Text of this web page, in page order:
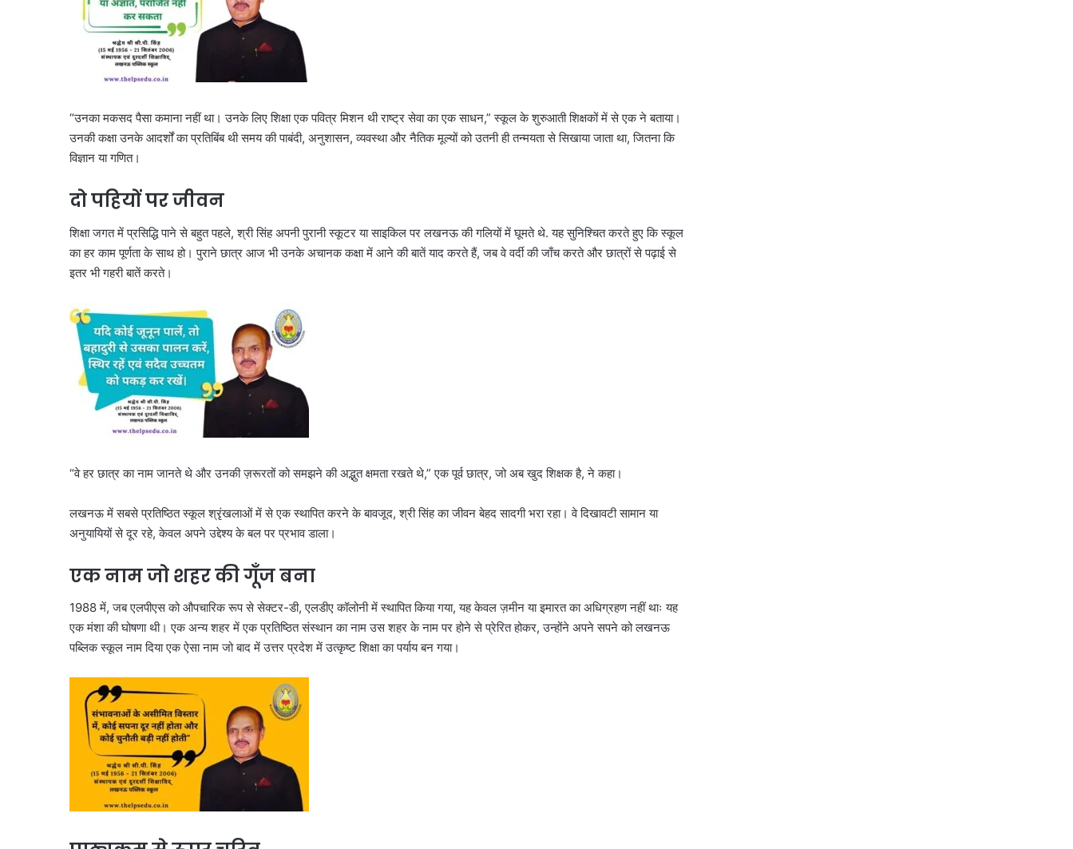
“उनका मकसद पैसा कमाना नहीं था। उनके लिए शिक्षा एक पवित्र मिशन थी राष्ट्र सेवा का एक साधन,” स्कूल के शुरुआती शिक्षकों में से एक ने बताया।
उनकी कक्षा उनके आदर्शों का प्रतिबिंब थी समय की पाबंदी, अनुशासन, व्यवस्था और नैतिक मूल्यों को उतनी ही तन्मयता से सिखाया जाता था, जितना कि
विज्ञान या गणित।
दो पहियों पर जीवन
शिक्षा जगत में प्रसि‌द्धि पाने से बहुत पहले, श्री सिंह अपनी पुरानी स्कूटर या साइकिल पर लखनऊ की गलियों में घूमते थे. यह सुनिश्चित करते हुए कि स्कूल
का हर काम पूर्णता के साथ हो। पुराने छात्र आज भी उनके अचानक कक्षा में आने की बातें याद करते हैं, जब वे वर्दी की जाँच करते और छात्रों से पढ़ाई से
इतर भी गहरी बातें करते।
“वे हर छात्र का नाम जानते थे और उनकी ज़रूरतों को समझने की अ‌द्भुत क्षमता रखते थे,” एक पूर्व छात्र, जो अब खुद शिक्षक है, ने कहा।
लखनऊ में सबसे प्रतिष्ठित स्कूल श्रृंखलाओं में से एक स्थापित करने के बावजूद, श्री सिंह का जीवन बेहद सादगी भरा रहा। वे दिखावटी सामान या
अनुयायियों से दूर रहे, केवल अपने उ‌द्देश्य के बल पर प्रभाव डाला।
एक नाम जो शहर की गूँज बना
1988 में, जब एलपीएस को औपचारिक रूप से सेक्टर-डी, एलडीए कॉलोनी में स्थापित किया गया, यह केवल ज़मीन या इमारत का अधिग्रहण नहीं थाः यह
एक मंशा की घोषणा थी। एक अन्य शहर में एक प्रतिष्ठित संस्थान का नाम उस शहर के नाम पर होने से प्रेरित होकर, उन्होंने अपने सपने को लखनऊ
पब्लिक स्कूल नाम दिया एक ऐसा नाम जो बाद में उत्तर प्रदेश में उत्कृष्ट शिक्षा का पर्याय बन गया।